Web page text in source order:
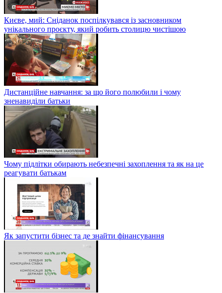
Києве, мий: Сніданок поспілкувався із засновником
унікального проєкту, який робить столицю чистішою
Дистанційне навчання: за що його полюбили і чому
зненавиділи батьки
Чому підлітки обирають небезпечні захоплення та як на це
реагувати батькам
Як запустити бізнес та де знайти фінансування